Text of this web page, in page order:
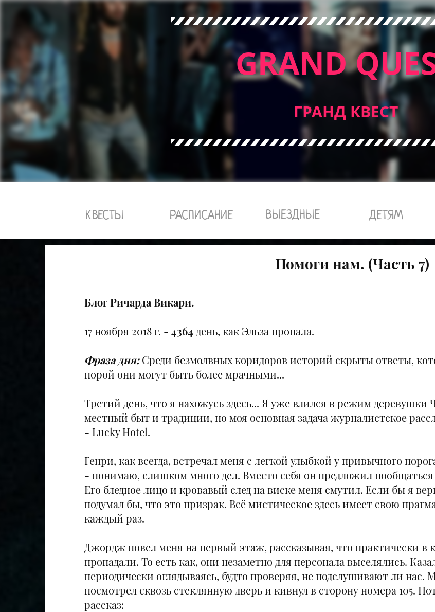
GRAND
ГРАНД КВЕСТ
КВЕСТЫ РАСПИСАНИЕ ВЫЕЗДНЫЕ ДЕТЯМ
Помоги нам. (Часть 7)
Блог Ричарда Викари.
17 ноября 2018 г. - 4364 день, как Эльза пропала.
Фраза дня:Среди безмолвных коридоров историй скрыты ответы,
порой они могут быть более мрачными...
Третий день, что я нахожусь здесь... Я уже влился в режим деревушки
местный быт и традиции, но моя основная задача журналистское
- Lucky Hotel.
Генри, как всегда, встречал меня с легкой улыбкой у привычного
- понимаю, слишком много дел. Вместо себя он предложил
Его бледное лицо и кровавый след на виске меня смутил. Если бы я
подумал бы, что это призрак. Всё мистическое здесь имеет свою
каждый раз.
Джордж повел меня на первый этаж, рассказывая, что практически в
пропадали. То есть как, они незаметно для персонала выселялись.
периодически оглядываясь, будто проверяя, не подслушивают ли
посмотрел сквозь стеклянную дверь и кивнул в сторону номера 105.
рассказ: